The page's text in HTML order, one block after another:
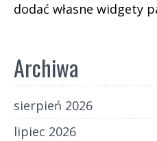
dodać własne widgety
Archiwa
sierpień 2026
lipiec 2026